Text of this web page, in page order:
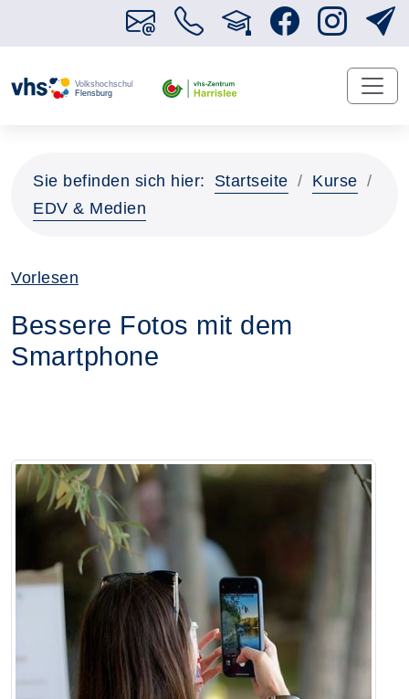
Sie befinden sich hier: Startseite
Kurse
EDV & Medien
Vorlesen
Bessere Fotos mit dem
Smartphone